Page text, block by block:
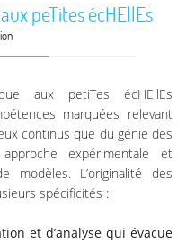
peTites écHEllEs
aux petiTes écHEllEs
marquées relevant
continus que du génie des
expérimentale et
modèles. L’originalité des
spécificités :
et d’analyse qui évacue